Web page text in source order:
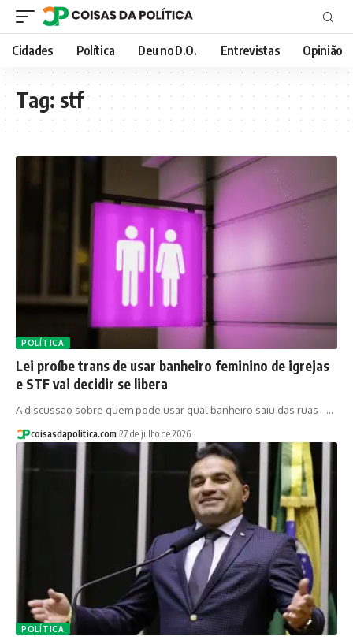
Cidades Política Deu no D.O. Entrevistas Opinião
Tag: stf
POLÍTICA
Lei proíbe trans de usar banheiro feminino de igrejas
e STF vai decidir se libera
A discussão sobre quem pode usar qual banheiro saiu das ruas -…
coisasdapolitica.com 27 de julho de 2026
POLÍTICA